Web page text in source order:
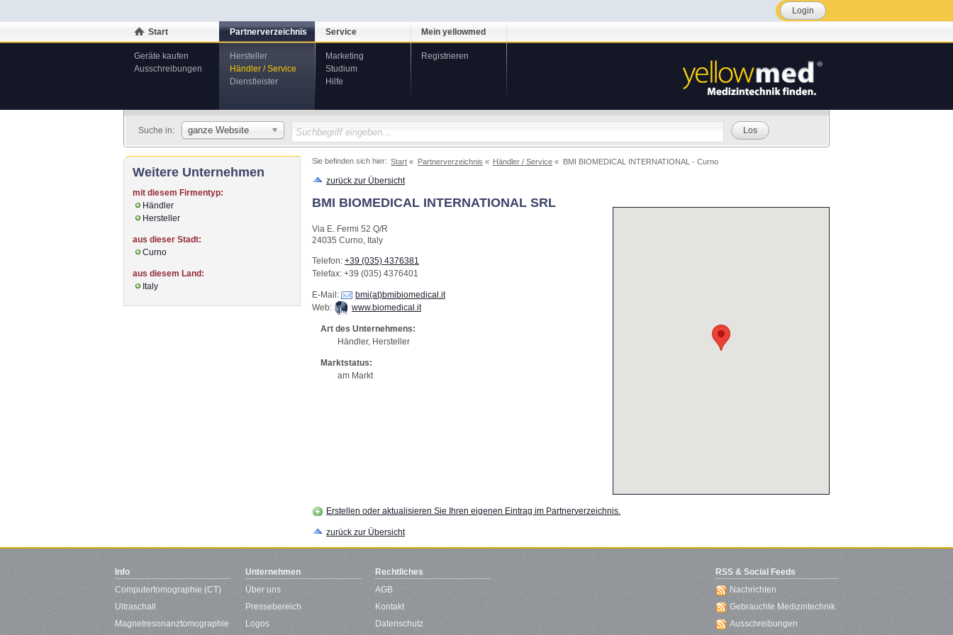
Login
Start
Geräte kaufen
Ausschreibungen
Partnerverzeichnis
Hersteller
Händler / Service
Dienstleister
Service
Marketing
Studium
Hilfe
Mein yellowmed
Registrieren
Suche in: ganze Website Los
Sie befinden sich hier: Start Partnerverzeichnis Händler / Service BMI BIOMEDICAL INTERNATIONAL - Curno
zurück zur Übersicht
BMI BIOMEDICAL INTERNATIONAL SRL
Via E. Fermi 52 Q/R
24035 Curno, Italy
Telefon: +39 (035) 4376381
Telefax: +39 (035) 4376401
E-Mail:
bmi(at)bmibiomedical.it
Web:
www.biomedical.it
Art des Unternehmens:
Händler, Hersteller
Marktstatus:
am Markt
Erstellen oder aktualisieren Sie Ihren eigenen Eintrag im Partnerverzeichnis.
zurück zur Übersicht
Weitere Unternehmen
mit diesem Firmentyp:
Händler
Hersteller
aus dieser Stadt:
Curno
aus diesem Land:
Italy
Info
Computertomographie (CT)
Ultraschall
Magnetresonanztomographie
Unternehmen
Über uns
Pressebereich
Logos
Rechtliches
AGB
Kontakt
Datenschutz
RSS & Social Feeds
Nachrichten
Gebrauchte Medizintechnik
Ausschreibungen